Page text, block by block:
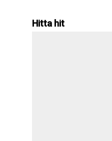
Hitta hit